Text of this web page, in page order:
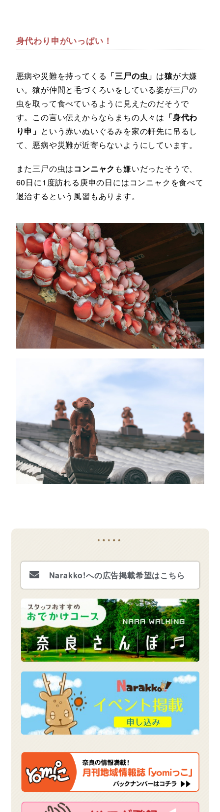
身代わり申がいっぱい！
悪病や災難を持ってくる 「三尸の虫」 は猿が大嫌
い。猿が仲間と毛づくろいをしている姿が三尸の
虫を取って食べているように見えたのだそうで
す。この言い伝えからならまちの人々は 「身代わ
り申」 という赤いぬいぐるみを家の軒先に吊るし
て、悪病や災難が近寄らないようにしています。
また三尸の虫はコンニャク も嫌いだったそうで、
60日に1度訪れる庚申の日にはコンニャクを食べて
退治するという風習もあります。
Narakko!への広告掲載希望はこちら